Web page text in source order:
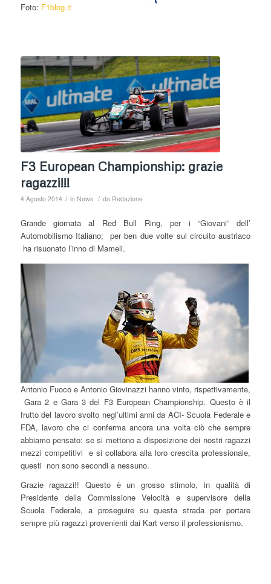
Foto: F1blog.it
F3 European Championship: grazie
ragazzi!!!
4 Agosto 2014 / in News / da Redazione
Grande giornata al Red Bull Ring, per i “Giovani” dell’
Automobilismo Italiano; per ben due volte sul circuito austriaco
ha risuonato l’inno di Mameli.
Antonio Fuoco e Antonio Giovinazzi hanno vinto, rispettivamente,
Gara 2 e Gara 3 del F3 European Championship. Questo è il
frutto del lavoro svolto negl’ultimi anni da ACI- Scuola Federale e
FDA, lavoro che ci conferma ancora una volta ciò che sempre
abbiamo pensato: se si mettono a disposizione dei nostri ragazzi
mezzi competitivi e si collabora alla loro crescita professionale,
questi non sono secondi a nessuno.
Grazie ragazzi!! Questo è un grosso stimolo, in qualità di
Presidente della Commissione Velocità e supervisore della
Scuola Federale, a proseguire su questa strada per portare
sempre più ragazzi provenienti dai Kart verso il professionismo.